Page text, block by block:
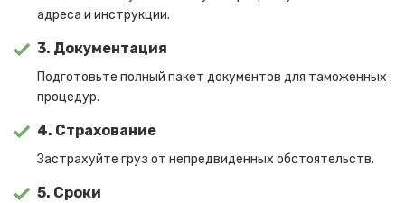
адреса и инструкции.
3. Документация
Подготовьте полный пакет документов для таможенных
процедур.
4. Страхование
Застрахуйте груз от непредвиденных обстоятельств.
5. Сроки